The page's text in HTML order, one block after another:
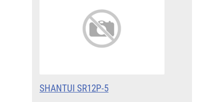
SHANTUI SR12P-5